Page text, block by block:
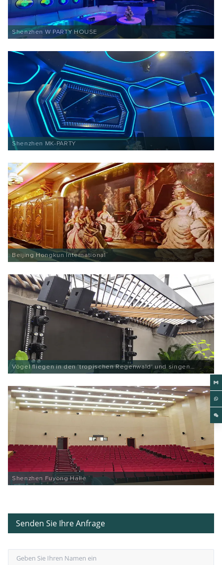
Shenzhen W PARTY HOUSE
Shenzhen MK-PARTY
Beijing Hongkun International
Vögel fliegen in den 'tropischen Regenwald' und singen
Google Entertainment
Shenzhen Fuyong Halle
Senden Sie Ihre Anfrage